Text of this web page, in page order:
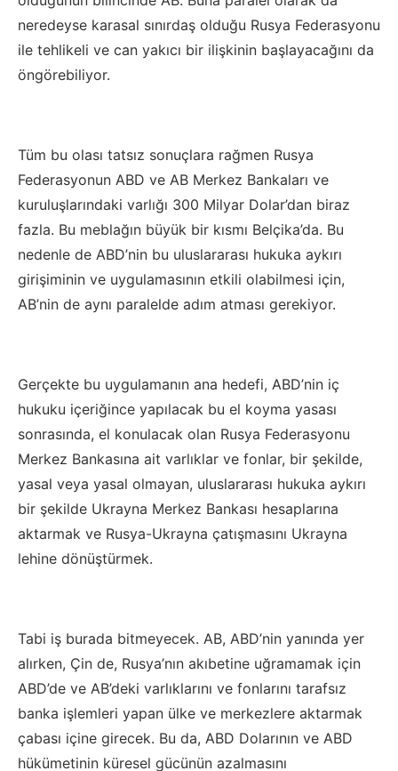
neredeyse karasal sınırdaş olduğu Rusya Federasyonu
ile tehlikeli ve can yakıcı bir ilişkinin başlayacağını da
öngörebiliyor.
Tüm bu olası tatsız sonuçlara rağmen Rusya
Federasyonun ABD ve AB Merkez Bankaları ve
kuruluşlarındaki varlığı 300 Milyar Dolar’dan biraz
fazla. Bu meblağın büyük bir kısmı Belçika’da. Bu
nedenle de ABD’nin bu uluslararası hukuka aykırı
girişiminin ve uygulamasının etkili olabilmesi için,
AB’nin de aynı paralelde adım atması gerekiyor.
Gerçekte bu uygulamanın ana hedefi, ABD’nin iç
hukuku içeriğince yapılacak bu el koyma yasası
sonrasında, el konulacak olan Rusya Federasyonu
Merkez Bankasına ait varlıklar ve fonlar, bir şekilde,
yasal veya yasal olmayan, uluslararası hukuka aykırı
bir şekilde Ukrayna Merkez Bankası hesaplarına
aktarmak ve Rusya-Ukrayna çatışmasını Ukrayna
lehine dönüştürmek.
Tabi iş burada bitmeyecek. AB, ABD’nin yanında yer
alırken, Çin de, Rusya’nın akıbetine uğramamak için
ABD’de ve AB’deki varlıklarını ve fonlarını tarafsız
banka işlemleri yapan ülke ve merkezlere aktarmak
çabası içine girecek. Bu da, ABD Dolarının ve ABD
hükümetinin küresel gücünün azalmasını